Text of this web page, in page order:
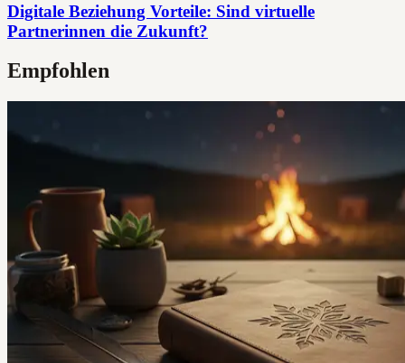
Digitale Beziehung Vorteile: Sind virtuelle
Partnerinnen die Zukunft?
Empfohlen